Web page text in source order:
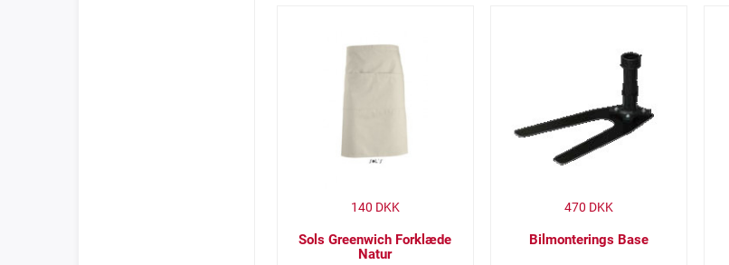
Sols Greenwich Forklæde
Natur
140 DKK
Bilmonterings Base
470 DKK